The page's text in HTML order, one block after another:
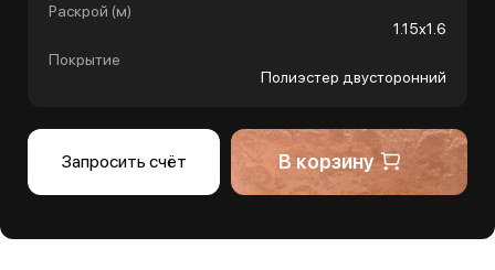
Раскрой (м)
1.15х1.6
Покрытие
Полиэстер двусторонний
Запросить счёт В корзину